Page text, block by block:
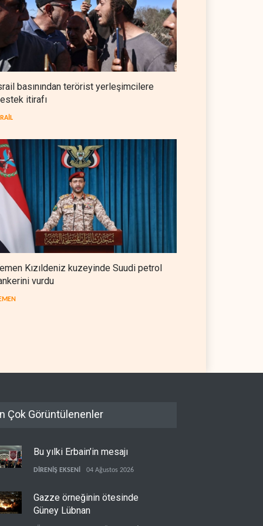
NYT: Washington, İran'ı yine
okuyamadı
BATI YARIM KÜRE 05 Ağustos 2026
İsrailli istihbaratçı: ABD'nin
mühimmatının bittiği iddiası
bir iç kavga
İran karşısında 'zor kararlara'
sevk ediyor
BATI YARIM KÜRE
basınından terörist yerleşimcilere
itirafı
Kızıldeniz kuzeyinde Suudi petrol
vurdu
Çok Görüntülenenler
Bu yılki Erbain’in mesajı
DİRENİŞ EKSENİ 04 Ağustos 2026
Gazze örneğinin ötesinde
Güney Lübnan